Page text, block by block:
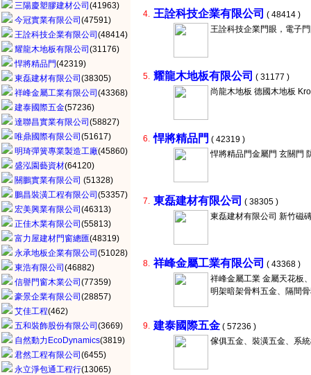
三陽慶塑膠建材公司 (41963)
今冠實業有限公司 (47591)
王詮科技企業有限公司 (48414)
耀龍木地板有限公司 (31176)
悍將精品門(42319)
東磊建材有限公司 (38305)
祥峰金屬工業有限公司 (43368)
建泰國際五金(57236)
達聯昌實業有限公司 (58827)
唯鼎國際有限公司 (51617)
明琦彈簧專業製造工廠(45860)
盛泓園藝資材(64120)
關鵬實業有限公司 (51328)
鵬昌裝潢工程有限公司 (53357)
宏美興業有限公司 (46313)
正佳木業有限公司 (55813)
富力屋建材門窗總匯(48319)
永承地板企業有限公司 (51028)
東浩有限公司 (46882)
信譽門窗木業公司 (77359)
豪景企業有限公司 (28857)
艾佳工程(462)
五和裝飾股份有限公司 (3669)
自然動力EcoDynamics(3819)
君然工程有限公司 (6455)
永立淨包通工程行(13065)
4. 王詮科技企業有限公司 ( 48414 )
王詮科技企業門眼，電子
5. 耀龍木地板有限公司 ( 31177 )
尚龍木地板 德國木地板
6. 悍將精品門 ( 42319 )
悍將精品門金屬門 玄關門
7. 東磊建材有限公司 ( 38305 )
東磊建材有限公司 新竹磁
8. 祥峰金屬工業有限公司 ( 43368 )
祥峰金屬工業 金屬天花板
明架暗架骨料五金、隔間
9. 建泰國際五金 ( 57236 )
傢俱五金、裝潢五金、系